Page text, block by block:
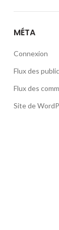
MÉTA
Connexion
Flux des
Flux des
Site de